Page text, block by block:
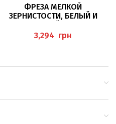
ФРЕЗА МЕЛКОЙ
ЗЕРНИСТОСТИ, БЕЛЫЙ И
HT8880/095
HYBRIDTWISTER BUSCH
грн